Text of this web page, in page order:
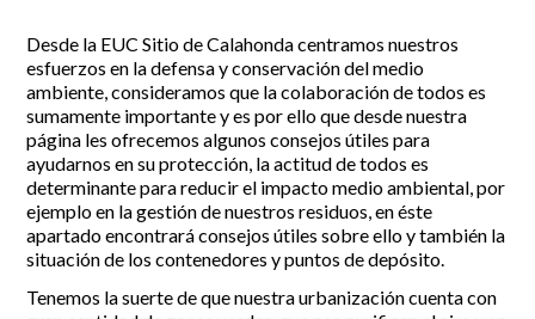
Contactar
Transporte
El reciclado de nuestros residuos
Información sobre podas
Noticias
Teléfonos de interés
Incidencias
Incidencias
App Gecor
Contactar
OCIO Y CURIOSIDADES DE SITIO DE CALAHONDA
Historia de Sitio de Calahonda
Desde la EUC Sitio de Calahonda centramos nuestros
esfuerzos en la defensa y conservación del medio
ambiente, consideramos que la colaboración de todos es
sumamente importante y es por ello que desde nuestra
página les ofrecemos algunos consejos útiles para
ayudarnos en su protección, la actitud de todos es
determinante para reducir el impacto medio ambiental, por
ejemplo en la gestión de nuestros residuos, en éste
apartado encontrará consejos útiles sobre ello y también la
situación de los contenedores y puntos de depósito.
Tenemos la suerte de que nuestra urbanización cuenta con